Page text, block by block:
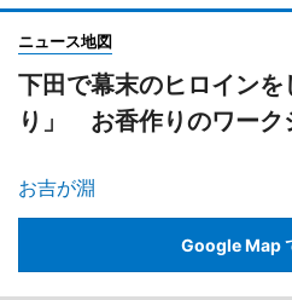
ニュース地図
下田で幕末のヒロイン
り」 お香作りのワーク
お吉が淵
Google Map